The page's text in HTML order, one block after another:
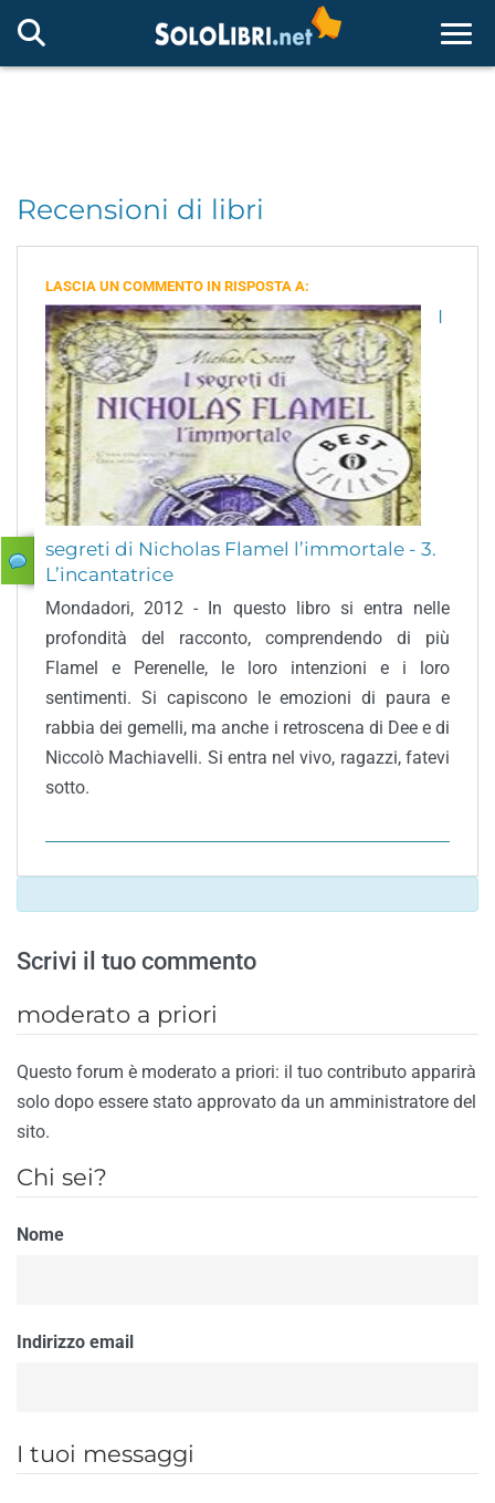
Recensioni di libri
LASCIA UN COMMENTO IN RISPOSTA A:
I
segreti di Nicholas Flamel l’immortale - 3.
L’incantatrice
Mondadori, 2012 - In questo libro si entra nelle
profondità del racconto, comprendendo di più
Flamel e Perenelle, le loro intenzioni e i loro
sentimenti. Si capiscono le emozioni di paura e
rabbia dei gemelli, ma anche i retroscena di Dee e di
Niccolò Machiavelli. Si entra nel vivo, ragazzi, fatevi
sotto.
Scrivi il tuo commento
moderato a priori
Questo forum è moderato a priori: il tuo contributo apparirà
solo dopo essere stato approvato da un amministratore del
sito.
Chi sei?
Nome
Indirizzo email
I tuoi messaggi